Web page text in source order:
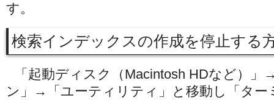
す。
検索インデックスの作成を停止する
「起動ディスク（Macintosh HDなど）
ン」→「ユーティリティ」と移動し「ター